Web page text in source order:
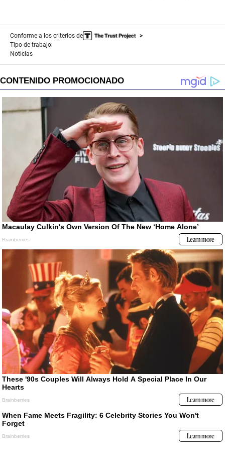
Conforme a los criterios de
Tipo de trabajo:
Noticias